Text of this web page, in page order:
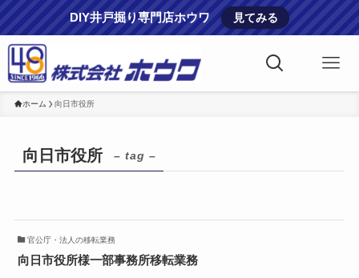
DIY井戸掘り専門店ホウワ 見てみる
ホーム 向日市役所
向日市役所 – tag –
官公庁・法人の移転業務
向日市役所様一部事務所移転業務